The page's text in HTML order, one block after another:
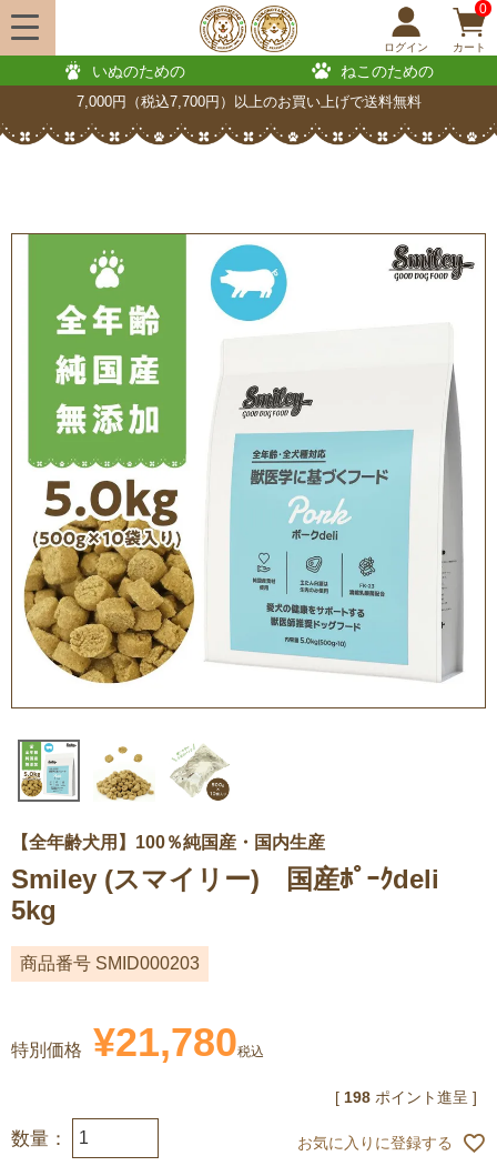
ログイン
0
カート
いぬのための ねこのための
7,000円（税込7,700円）以上のお買い上げで送料無料
【全年齢犬用】100％純国産・国内生産
Smiley (スマイリー) 国産ﾎﾟｰｸdeli
5kg
商品番号 SMID000203
特別価格 ¥21,780税込
[ 198 ポイント進呈 ]
お気に入りに登録する